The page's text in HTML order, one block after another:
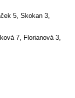
5, Skokan 3,
7, Florianová 3,